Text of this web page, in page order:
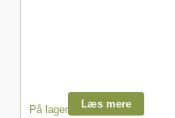
På lager Læs mere